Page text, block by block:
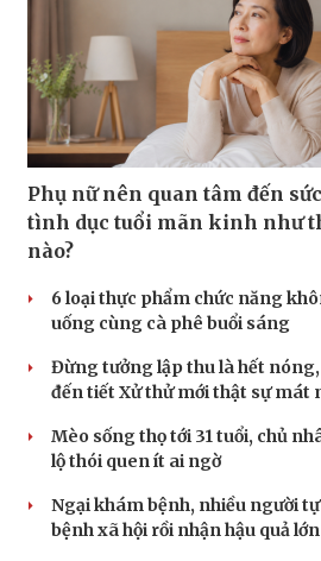
Phụ nữ nên quan tâm đến
tình dục tuổi mãn kinh như
nào?
6 loại thực phẩm chức năng
uống cùng cà phê buổi sáng
Đừng tưởng lập thu là hết
đến tiết Xử thử mới thật sự mát
Mèo sống thọ tới 31 tuổi, chủ
lộ thói quen ít ai ngờ
Ngại khám bệnh, nhiều người
bệnh xã hội rồi nhận hậu quả lớn